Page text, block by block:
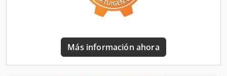
minorista, la artesanía o la industria. Las bolsas para film
BTS adecuadas están disponibles de forma permanente en
comprimirse posteriormente con una prensa de balas para
formar una bala o desecharse en un contenedor de
Más información ahora